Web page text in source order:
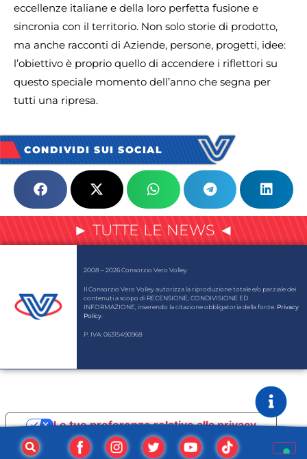
eccellenze italiane e della loro perfetta fusione e
sincronia con il territorio. Non solo storie di prodotto,
ma anche racconti di Aziende, persone, progetti, idee:
l’obiettivo è proprio quello di accendere i riflettori su
questo speciale momento dell’anno che segna per
tutti una ripresa.
CONDIVIDI SUI SOCIAL
► TUTTE LE NEWS ◄
2008 – 2026 Consorzio Vero Volley
Il Consorzio Vero Volley autorizza la riproduzione totale e/o parziale dei
contenuti a scopo di RECENSIONE, CONDIVISIONE ED
INFORMAZIONE, inserendo la citazione obbligatoria della fonte. Privacy
Policy
P. IVA: 06315490968
Informativa sulla raccolta
Le tue preferenze relative alla privacy